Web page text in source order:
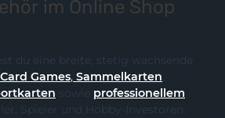
im Online Shop
du eine breite, stetig wachsende
Trading Card Games, Sammelkarten,
sowie professionellem
Spieler und Hobby-Investoren.